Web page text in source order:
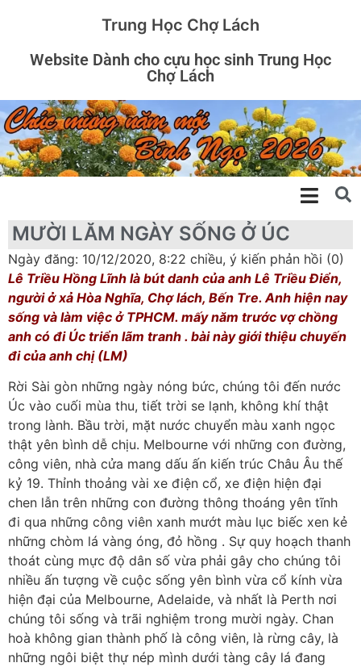
Trung Học Chợ Lách
Website Dành cho cựu học sinh Trung Học
Chợ Lách
MƯỜI LĂM NGÀY SỐNG Ở ÚC
Ngày đăng: 10/12/2020, 8:22 chiều, ý kiến phản hồi (0)
Lê Triều Hồng Lĩnh là bút danh của anh Lê Triều Điển,
người ở xả Hòa Nghĩa, Chợ lách, Bến Tre. Anh hiện nay
sống và làm việc ở TPHCM. mấy năm trước vợ chồng
anh có đi Úc triển lãm tranh . bài này giới thiệu chuyến
đi của anh chị (LM)
Rời Sài gòn những ngày nóng bức, chúng tôi đến nước
Úc vào cuối mùa thu, tiết trời se lạnh, không khí thật
trong lành. Bầu trời, mặt nước chuyển màu xanh ngọc
thật yên bình dễ chịu. Melbourne với những con đường,
công viên, nhà cửa mang dấu ấn kiến trúc Châu Âu thế
kỷ 19. Thỉnh thoảng vài xe điện cổ, xe điện hiện đại
chen lẫn trên những con đường thông thoáng yên tĩnh
đi qua những công viên xanh mướt màu lục biếc xen kẻ
những chòm lá vàng óng, đỏ hồng . Sự quy hoạch thanh
thoát cùng mực độ dân số vừa phải gây cho chúng tôi
nhiều ấn tượng về cuộc sống yên bình vừa cổ kính vừa
hiện đại của Melbourne, Adelaide, và nhất là Perth nơi
chúng tôi sống và trãi nghiệm trong mười ngày. Chan
hoà không gian thành phố là công viên, là rừng cây, là
những ngôi biệt thự nép mình dưới tàng cây lá đang